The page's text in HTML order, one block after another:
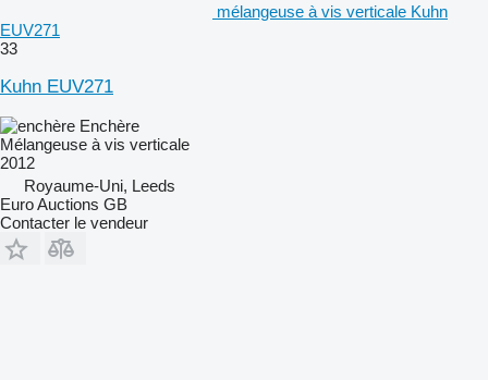
mélangeuse à vis verticale Kuhn
EUV271
33
Kuhn EUV271
Enchère
Mélangeuse à vis verticale
2012
Royaume-Uni, Leeds
Euro Auctions GB
Contacter le vendeur